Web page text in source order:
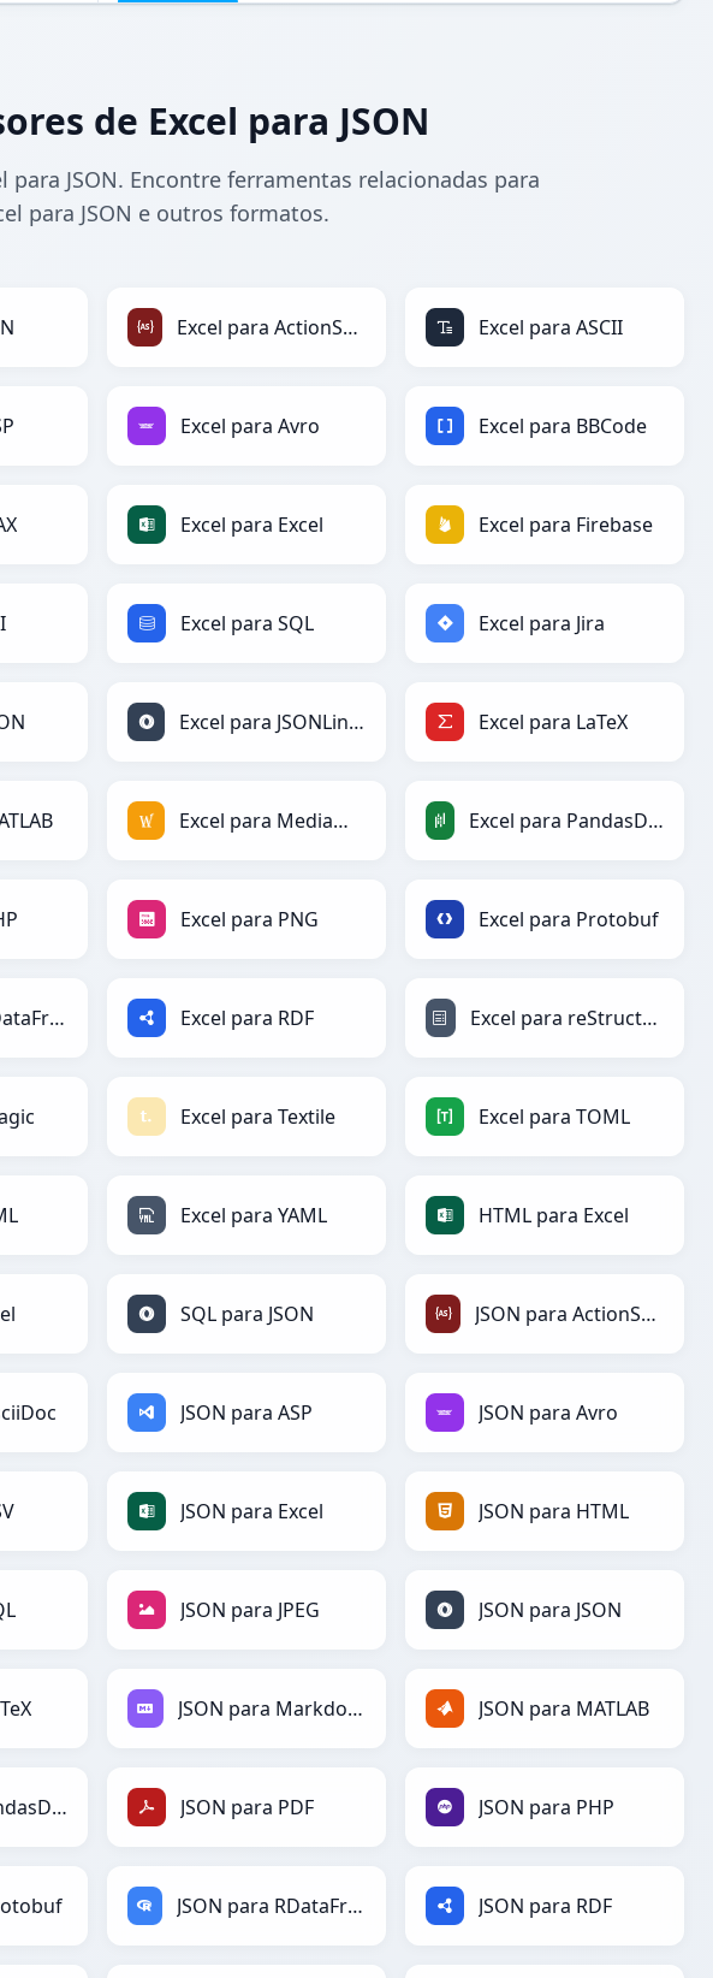
de Excel para JSON
para JSON. Encontre ferramentas relacionadas para
para JSON e outros formatos.
Excel para ActionScript Excel para ASCII
Excel para Avro Excel para BBCode
Excel para Excel Excel para Firebase
Excel para SQL Excel para Jira
Excel para JSONLines Excel para LaTeX
Excel para MediaWiki Excel para PandasDataFrame
Excel para PNG Excel para Protobuf
Excel para RDataFrame Excel para RDF Excel para reStructuredText
Excel para Textile Excel para TOML
Excel para YAML HTML para Excel
SQL para JSON JSON para ActionScript
JSON para ASP JSON para Avro
JSON para Excel JSON para HTML
JSON para JPEG JSON para JSON
JSON para Markdown JSON para MATLAB
JSON para PandasDataFrame JSON para PDF JSON para PHP
JSON para RDataFrame JSON para RDF